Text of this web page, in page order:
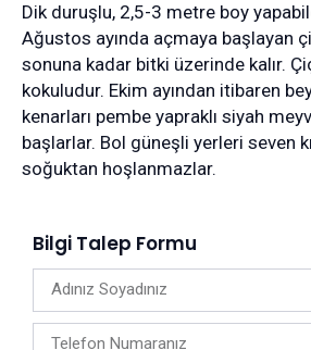
Dik duruşlu, 2,5-3 metre boy
Ağustos ayında açmaya başlayan
sonuna kadar bitki üzerinde kalır.
kokuludur. Ekim ayından itibaren
kenarları pembe yapraklı siyah
başlarlar. Bol güneşli yerleri seven
soğuktan hoşlanmazlar.
Bilgi Talep Formu